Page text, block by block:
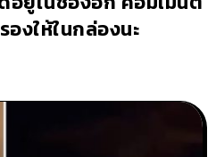
งให้ในกล่องนะ